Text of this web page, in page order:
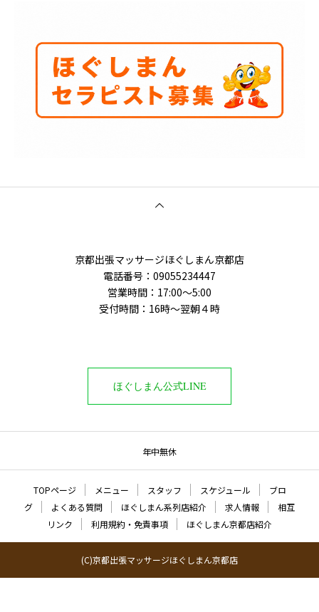
京都出張マッサージほぐしまん京都店
電話番号：‭09055234447
営業時間：17:00～5:00
受付時間：16時〜翌朝４時
ほぐしまん公式LINE
年中無休
TOPページ メニュー スタッフ スケジュール
ブロ
グ
よくある質問 ほぐしまん系列店紹介 求人情報
相互
リンク
利用規約・免責事項 ほぐしまん京都店紹介
(C)京都出張マッサージほぐしまん京都店